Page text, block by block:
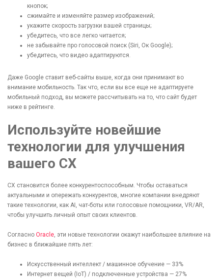
кнопок;
сжимайте и изменяйте размер изображений;
укажите скорость загрузки вашей страницы;
убедитесь, что все легко читается;
не забывайте про голосовой поиск (Siri, Ок Google);
убедитесь, что видео адаптируются.
Даже Google ставит веб-сайты выше, когда они принимают во
внимание мобильность. Так что, если вы все еще не адаптируете
мобильный подход, вы можете рассчитывать на то, что сайт будет
ниже в рейтинге.
Используйте новейшие
технологии для улучшения
вашего СХ
CX становится более конкурентоспособным. Чтобы оставаться
актуальными и опережать конкурентов, многие компании внедряют
такие технологии, как AI, чат-боты или голосовые помощники, VR/AR,
чтобы улучшить личный опыт своих клиентов.
Согласно Oracle , эти новые технологии окажут наибольшее влияние на
бизнес в ближайшие пять лет:
Искусственный интеллект / машинное обучение — 33%
Интернет вещей (IoT) / подключенные устройства — 27%